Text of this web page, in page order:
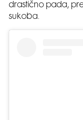
drastično pada,
sukoba.